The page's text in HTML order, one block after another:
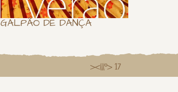
GALPÃO DE DANÇA
><(((º> 17